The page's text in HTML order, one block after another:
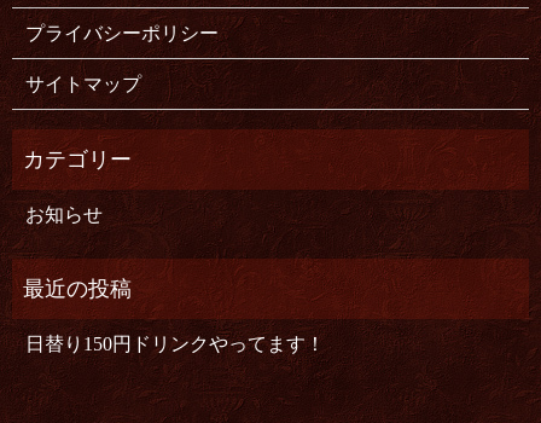
プライバシーポリシー
サイトマップ
お知らせ
日替り150円ドリンクやってます！